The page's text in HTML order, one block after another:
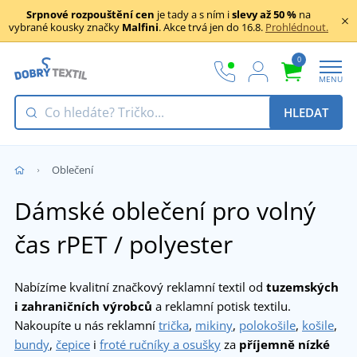
Srpnové rozpouštění cen je tady a s ním islevy až 50 % na
vybrané kousky značky Malfini. Akce trvá jen do 16.8. Prohlédnout.
0
MENU
HLEDAT
Oblečení
Dámské oblečení pro volný
čas rPET / polyester
Nabízíme kvalitní značkový reklamní textil od tuzemských
i zahraničních výrobců a reklamní potisk textilu.
Nakoupíte u nás reklamní trička, mikiny, polokošile, košile,
bundy, čepice i froté ručníky a osušky za příjemně nízké